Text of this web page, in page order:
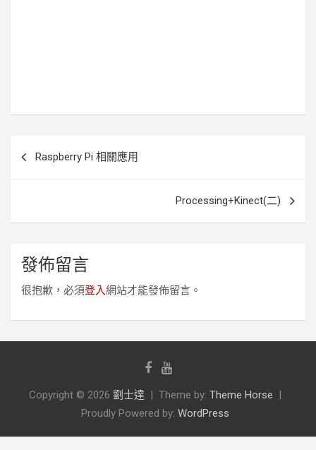
Raspberry Pi 相關應用
Processing+Kinect(二)
發佈留言
很抱歉，必須登入網站才能發佈留言。
Copyright © 2026 劉士達 Theme by: Theme Horse
Proudly Powered by: WordPress